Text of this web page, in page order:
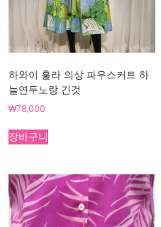
하와이 훌라 의상 파우스커트 하
늘연두노랑 긴것
₩78,000
장바구니